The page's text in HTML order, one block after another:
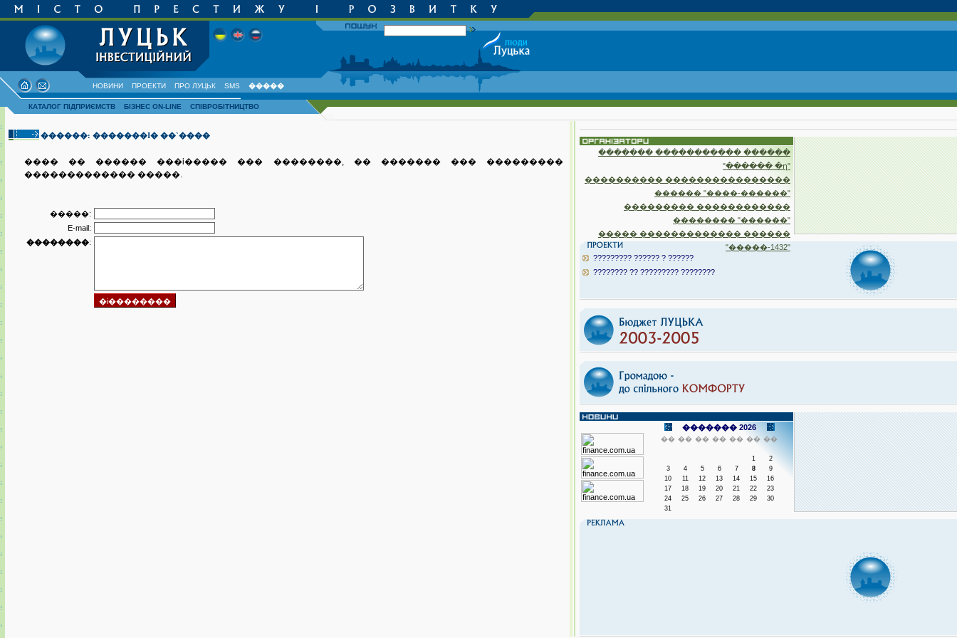
НОВИНИ ПРОЕКТИ ПРО ЛУЦЬК SMS �����
КАТАЛОГ ПІДПРИЄМСТВ БІЗНЕС ON-LINE СПІВРОБІТНИЦТВО
������: �������I� ��`����
���� �� ������ ���i����� ��� ��������, �� ������� ��� ���������
������������� �����.
�����:
E-mail:
��������:
������� ����������� ������
"������ �ղ"
���������� ����������������
������ "����-������"
��������� ������������
�������� "������"
����� ������������� ������
"�����-1432"
????????? ?????? ? ??????
???????? ?? ????????? ????????
������� 2026
�� �� �� �� �� �� ��
1
2
3
4 5 6 7 8
9
10
11 12 13 14 15
16
17
18 19 20 21 22
23
24
25 26 27 28 29
30
31